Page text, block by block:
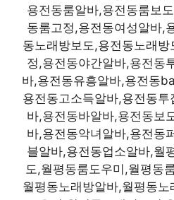
용전동룸알바,용전동룸보
동룸고정,용전동여성알바,
동노래방보도,용전동노래
정,용전동야간알바,용전동
바,용전동유흥알바,용전동
용전동고소득알바,용전동
바,용전동바알바,용전동보
바,용전동악녀알바,용전동
블알바,용전동업소알바,월
도,월평동룸도우미,월평동
월평동노래방알바,월평동